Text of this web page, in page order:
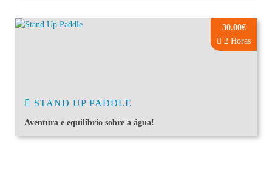
30.00€
2 Horas
STAND UP PADDLE
Aventura e equilíbrio sobre a água!